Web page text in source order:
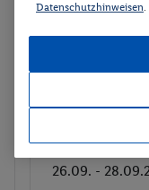
DERTOUR
Buchen
Superior
26.09. -
Datenschutzhinweisen.